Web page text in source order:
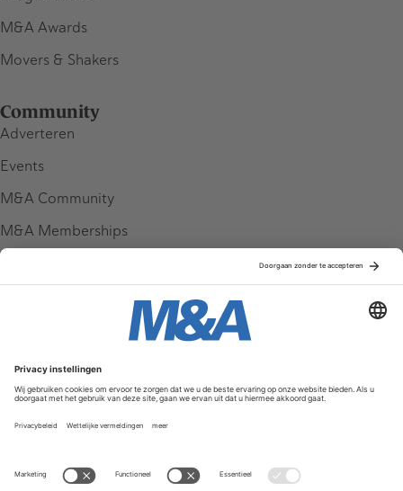
M&A Awards
Movers & Shakers
Community
Adverteren
Events
M&A Community
M&A Memberships
Service & Contact
Contact
FAQ
Werken bij ons